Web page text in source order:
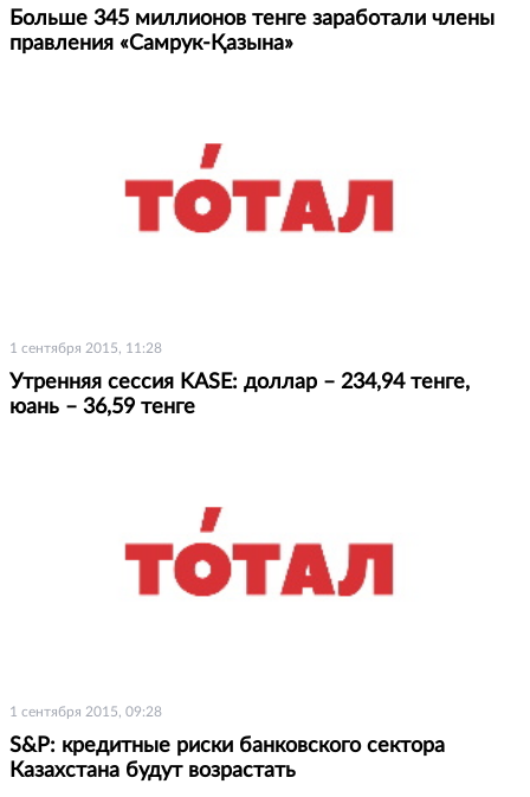
Больше 345 миллионов тенге заработали члены
правления «Самрук-Қазына»
1 сентября 2015, 11:28
Утренняя сессия KASE: доллар – 234,94 тенге,
юань – 36,59 тенге
1 сентября 2015, 09:28
S&P: кредитные риски банковского сектора
Казахстана будут возрастать